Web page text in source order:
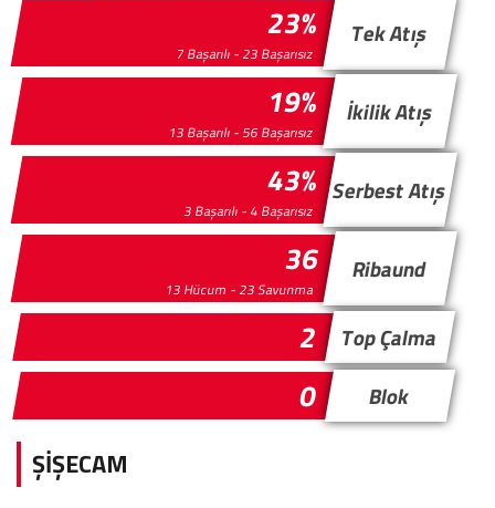
23%
7 Başarılı - 23 Başarısız
Tek Atış
19%
13 Başarılı - 56 Başarısız
İkilik Atış
43%
3 Başarılı - 4 Başarısız
Serbest Atış
36
13 Hücum - 23 Savunma
Ribaund
2 Top Çalma
0 Blok
ŞİŞECAM